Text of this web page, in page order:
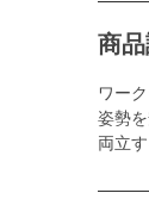
商
ワー
姿勢
両立